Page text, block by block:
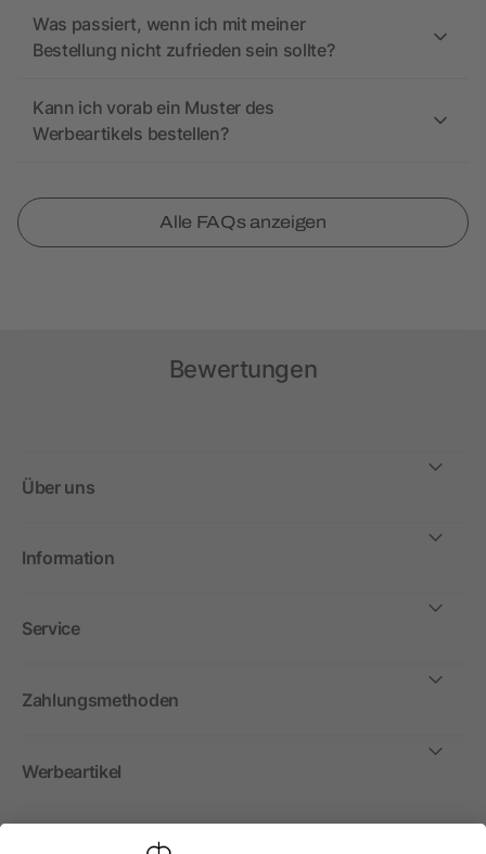
Was passiert, wenn ich mit meiner
Bestellung nicht zufrieden sein sollte?
Kann ich vorab ein Muster des
Werbeartikels bestellen?
Alle FAQs anzeigen
Bewertungen
Über uns
Information
Service
Zahlungsmethoden
Werbeartikel